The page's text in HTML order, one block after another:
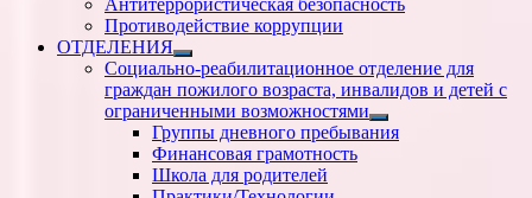
Антитеррористическая безопасность
Противодействие коррупции
ОТДЕЛЕНИЯ
Показать
подменю
Социально-реабилитационное отделение для
граждан пожилого возраста, инвалидов и детей с
ограниченными возможностями
Показать
подменю
Группы дневного пребывания
Финансовая грамотность
Школа для родителей